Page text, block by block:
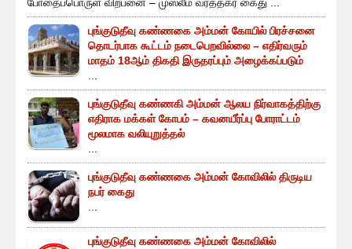
போதைப்பொருள் விற்பனை – முஸ்லீம் வர்த்தகர் கைது ...
புங்குடுதீவு கண்ணகை அம்மன் கோயில் பிரச்சனை
தொடர்பாக கூட்டம் நடைபெறவில்லை – எதிர்வரும்
மாதம் 18ஆம் திகதி இருதரப்பும் அழைக்கப்படும்
...
புங்குடுதீவு கண்ணகி அம்மன் ஆலய நிர்வாகத்திற்கு
எதிராக மக்கள் கோபம் – கவனயீர்ப்பு போராட்டம்
மூலமாக வலியுறுத்தல்
...
புங்குடுதீவு கண்ணகை அம்மன் கோவிலில் திருடிய
நபர் கைது
...
புங்குடுதீவு கண்ணகை அம்மன் கோவிலில்